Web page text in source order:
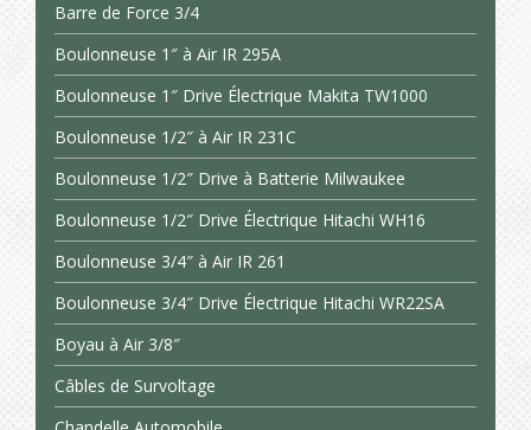
Barre de Force 3/4
Boulonneuse 1″ à Air IR 295A
Boulonneuse 1″ Drive Électrique Makita TW1000
Boulonneuse 1/2″ à Air IR 231C
Boulonneuse 1/2″ Drive à Batterie Milwaukee
Boulonneuse 1/2″ Drive Électrique Hitachi WH16
Boulonneuse 3/4″ à Air IR 261
Boulonneuse 3/4″ Drive Électrique Hitachi WR22SA
Boyau à Air 3/8″
Câbles de Survoltage